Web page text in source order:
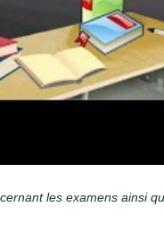
les examens ainsi